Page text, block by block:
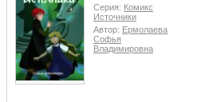
Серия: Комикс
Источники
Автор: Ермолаева
Софья
Владимировна